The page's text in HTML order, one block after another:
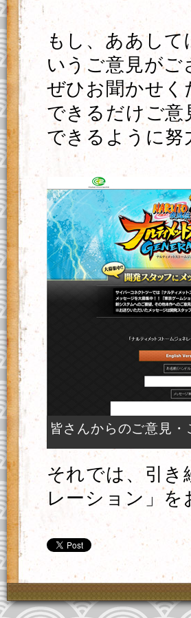
もし、ああし
いうご意見が
ぜひお聞かせく
できるだけご意
できるように
皆さんからのご意見
それでは、引
レーション」